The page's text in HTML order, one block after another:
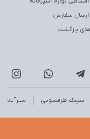
ارسال سفارش
بازگشت
سینک ظرفشویی شیرآلات